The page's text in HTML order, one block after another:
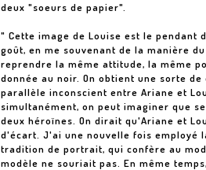
deux "soeurs de papier".
" Cette image de Louise est le
goût, en me souvenant de la manière
reprendre la même attitude, la même
donnée au noir. On obtient une sorte
parallèle inconscient entre Ariane et
simultanément, on peut imaginer que
deux héroïnes. On dirait qu'Ariane et
d'écart. J'ai une nouvelle fois employé
tradition de portrait, qui confère au
modèle ne souriait pas. En même